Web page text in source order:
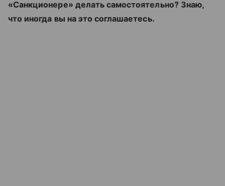
«Санкционере» делать самостоятельно? Знаю,
что иногда вы на это соглашаетесь.